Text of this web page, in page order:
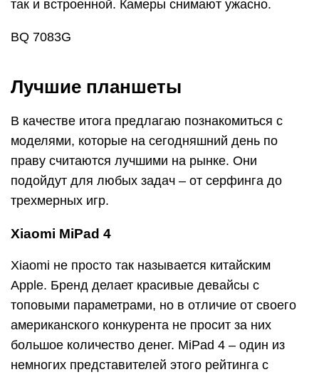
так и встроенной. Камеры снимают ужасно.
BQ 7083G
Лучшие планшеты
В качестве итога предлагаю познакомиться с
моделями, которые на сегодняшний день по
праву считаются лучшими на рынке. Они
подойдут для любых задач – от серфинга до
трехмерных игр.
Xiaomi MiPad 4
Xiaomi не просто так называется китайским
Apple. Бренд делает красивые девайсы с
топовыми параметрами, но в отличие от своего
американского конкурента не просит за них
большое количество денег. MiPad 4 – один из
немногих представителей этого рейтинга с